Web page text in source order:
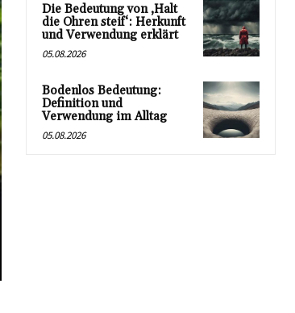
Die Bedeutung von ‚Halt
die Ohren steif‘: Herkunft
und Verwendung erklärt
05.08.2026
Bodenlos Bedeutung:
Definition und
Verwendung im Alltag
05.08.2026